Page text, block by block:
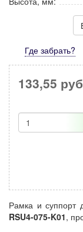
Где забрать?
133,55 руб
Рамка и суппорт
RSU4-075-K01,